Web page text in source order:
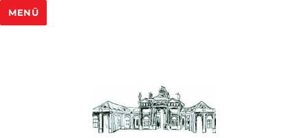
MENÜ